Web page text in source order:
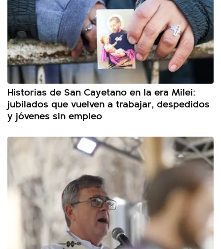
Historias de San Cayetano en la era Milei:
jubilados que vuelven a trabajar, despedidos
y jóvenes sin empleo